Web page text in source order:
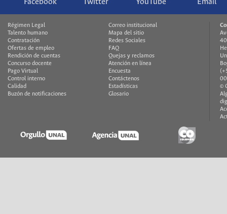
Facebook Twitter YouTube Email
Régimen Legal
Talento humano
Contratación
Ofertas de empleo
Rendición de cuentas
Concurso docente
Pago Virtual
Control interno
Calidad
Buzón de notificaciones
Correo institucional
Mapa del sitio
Redes Sociales
FAQ
Quejas y reclamos
Atención en línea
Encuesta
Contáctenos
Estadísticas
Glosario
©